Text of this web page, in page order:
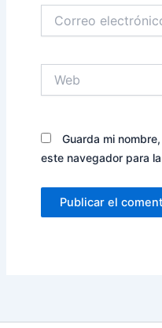
electrónico
Guarda mi
este navegador para